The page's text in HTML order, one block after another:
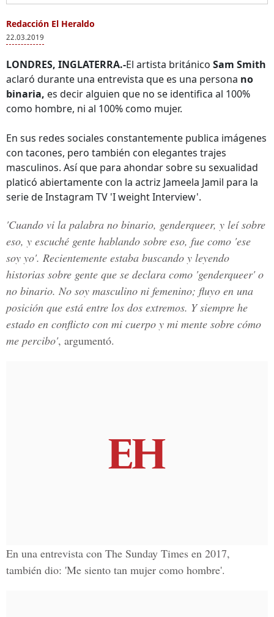
Redacción El Heraldo
22.03.2019
LONDRES, INGLATERRA.-El artista británico Sam Smith
aclaró durante una entrevista que es una persona no
binaria, es decir alguien que no se identifica al 100%
como hombre, ni al 100% como mujer.
En sus redes sociales constantemente publica imágenes
con tacones, pero también con elegantes trajes
masculinos. Así que para ahondar sobre su sexualidad
platicó abiertamente con la actriz Jameela Jamil para la
serie de Instagram TV 'I weight Interview'.
'Cuando vi la palabra no binario, genderqueer, y leí sobre
eso, y escuché gente hablando sobre eso, fue como 'ese
soy yo'. Recientemente estaba buscando y leyendo
historias sobre gente que se declara como 'genderqueer' o
no binario. No soy masculino ni femenino; fluyo en una
posición que está entre los dos extremos. Y siempre he
estado en conflicto con mi cuerpo y mi mente sobre cómo
me percibo', argumentó.
En una entrevista con The Sunday Times en 2017,
también dio: 'Me siento tan mujer como hombre'.